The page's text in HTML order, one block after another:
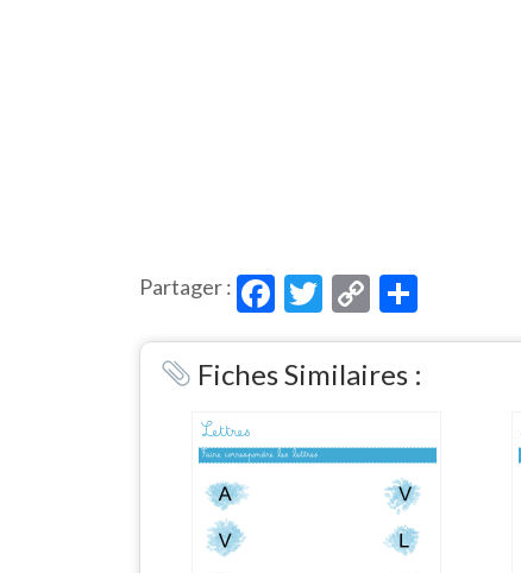
Partager : Facebook
Twitter
Copy
Link
Fiches Similaires :